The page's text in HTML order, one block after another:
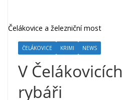
Čelákovice a železniční most
ČELÁKOVICE KRIMI NEWS
V
rybáři